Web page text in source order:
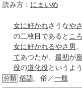
読み方： にまいめ
女に好かれさうなや
の二枚目であると こ
女に好かれるやさ男
てあつたが、 最初が
役の道化役というよ
分類 俗語 、俗／一般